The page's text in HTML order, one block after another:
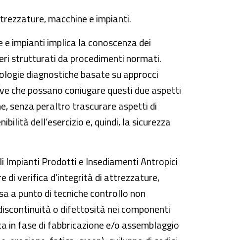
macchine e impianti.
impianti implica la conoscenza dei
strutturati da procedimenti normati.
diagnostiche basate su approcci
che possano coniugare questi due aspetti
senza peraltro trascurare aspetti di
dell’esercizio e, quindi, la sicurezza
Impianti Prodotti e Insediamenti Antropici
di verifica d'integrità di attrezzature,
a punto di tecniche controllo non
o difettosità nei componenti
in fase di fabbricazione e/o assemblaggio